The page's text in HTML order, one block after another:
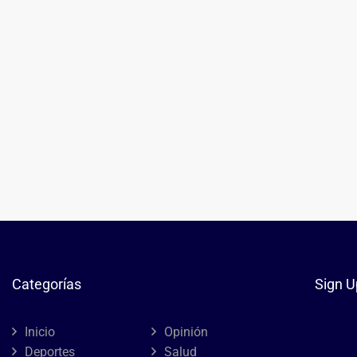
Categorías
Inicio
Opinión
Deportes
Salud
Sign